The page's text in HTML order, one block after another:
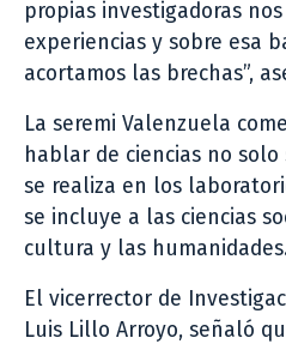
propias investigadoras
experiencias y sobre esa
acortamos las brechas”,
La seremi Valenzuela
hablar de ciencias no
se realiza en los
se incluye a las ciencias
cultura y las
El vicerrector de
Luis Lillo Arroyo, señaló